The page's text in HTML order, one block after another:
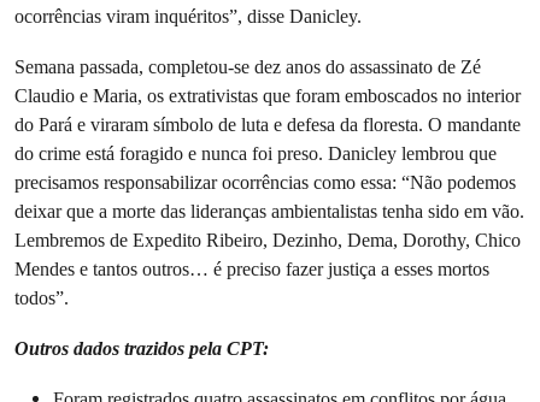
ocorrências viram inquéritos”, disse Danicley.
Semana passada, completou-se dez anos do assassinato de Zé
Claudio e Maria, os extrativistas que foram emboscados no interior
do Pará e viraram símbolo de luta e defesa da floresta. O mandante
do crime está foragido e nunca foi preso. Danicley lembrou que
precisamos responsabilizar ocorrências como essa: “Não podemos
deixar que a morte das lideranças ambientalistas tenha sido em vão.
Lembremos de Expedito Ribeiro, Dezinho, Dema, Dorothy, Chico
Mendes e tantos outros… é preciso fazer justiça a esses mortos
todos”.
Outros dados trazidos pela CPT: